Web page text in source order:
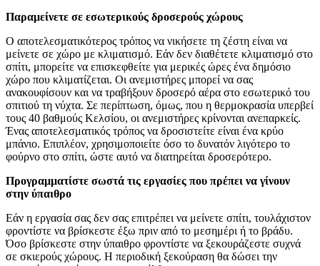
Παραμείνετε σε εσωτερικούς δροσερούς χώρους
Ο αποτελεσματικότερος τρόπος να νικήσετε τη ζέστη είναι να
μείνετε σε χώρο με κλιματισμό. Εάν δεν διαθέτετε κλιματισμό στο
σπίτι, μπορείτε να επισκεφθείτε για μερικές ώρες ένα δημόσιο
χώρο που κλιματίζεται. Οι ανεμιστήρες μπορεί να σας
ανακουφίσουν και να τραβήξουν δροσερό αέρα στο εσωτερικό του
σπιτιού τη νύχτα. Σε περίπτωση, όμως, που η θερμοκρασία υπερβεί
τους 40 βαθμούς Κελσίου, οι ανεμιστήρες κρίνονται ανεπαρκείς.
Ένας αποτελεσματικός τρόπος να δροσιστείτε είναι ένα κρύο
μπάνιο. Επιπλέον, χρησιμοποιείτε όσο το δυνατόν λιγότερο το
φούρνο στο σπίτι, ώστε αυτό να διατηρείται δροσερότερο.
Προγραμματίστε σωστά τις εργασίες που πρέπει να γίνουν
στην ύπαιθρο
Εάν η εργασία σας δεν σας επιτρέπει να μείνετε σπίτι, τουλάχιστον
φροντίστε να βρίσκεστε έξω πριν από το μεσημέρι ή το βράδυ.
Όσο βρίσκεστε στην ύπαιθρο φροντίστε να ξεκουράζεστε συχνά
σε σκιερούς χώρους. Η περιοδική ξεκούραση θα δώσει την